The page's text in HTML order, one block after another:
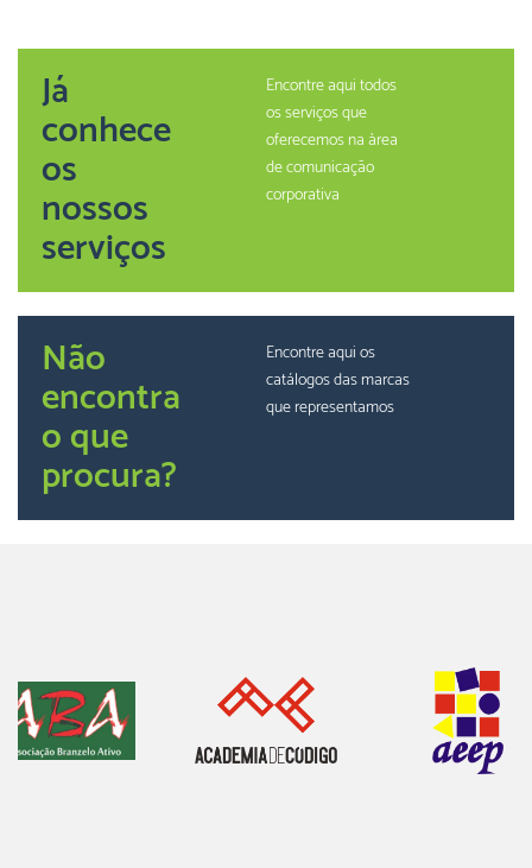
Já
conhece
os
nossos
serviços
Encontre aqui todos
os serviços que
oferecemos na àrea
de comunicação
corporativa
Não
encontra
o que
procura?
Encontre aqui os
catálogos das marcas
que representamos